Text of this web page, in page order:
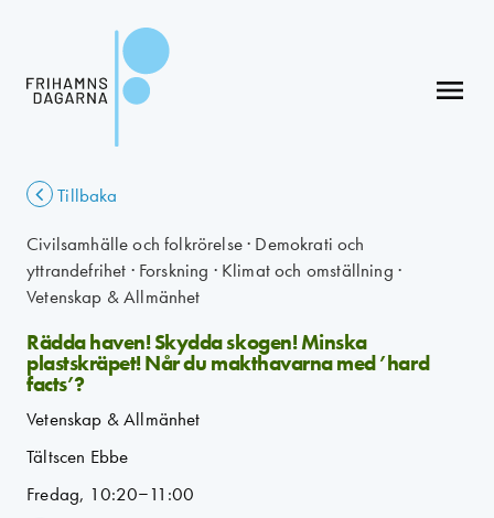
menu
Tillbaka
Civilsamhälle och folkrörelse· Demokrati och
yttrandefrihet · Forskning · Klimat och omställning ·
Vetenskap & Allmänhet
Rädda haven! Skydda skogen! Minska
plastskräpet! Når du makthavarna med ’hard
facts’?
Vetenskap & Allmänhet
Tältscen Ebbe
Fredag, 10:20–11:00